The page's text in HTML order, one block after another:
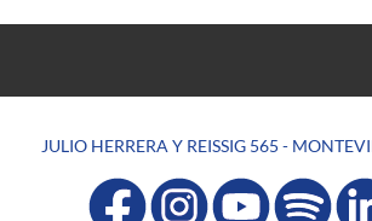
JULIO HERRERA Y REISSIG 565 -